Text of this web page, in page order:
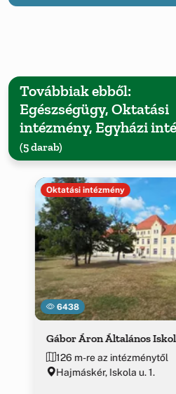
Továbbiak ebből:
Egészségügy, Oktatási
intézmény, Egyházi
(5 darab)
6438
Oktatási intézmény
Gábor Áron Általános
126 m-re az intézménytől
Hajmáskér, Iskola u. 1.